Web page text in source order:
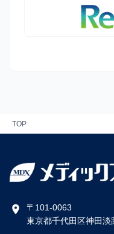
TOP
〒101-0063
東京都千代田区神田